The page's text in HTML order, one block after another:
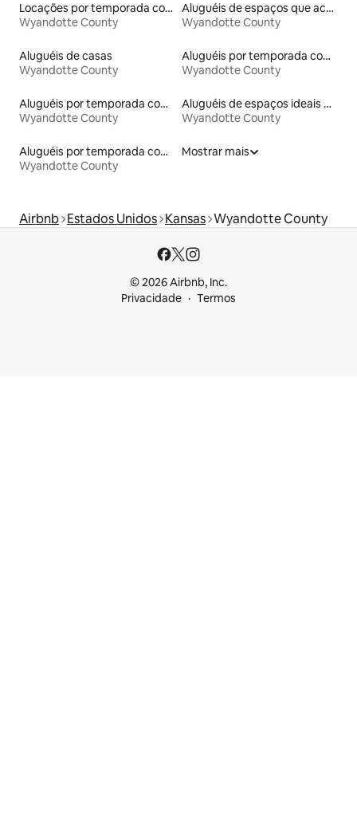
Locações por temporada com piscina
Wyandotte County
Aluguéis de espaços que aceitam animais de estimação
Wyandotte County
Aluguéis de casas
Wyandotte County
Aluguéis por temporada com banheira de hidromassagem
Wyandotte County
Aluguéis por temporada com café da manhã
Wyandotte County
Aluguéis de espaços ideais para famílias
Wyandotte County
Aluguéis por temporada com suítes privativas
Wyandotte County
Mostrar mais
Airbnb Estados Unidos Kansas Wyandotte County
© 2026 Airbnb, Inc.
Privacidade
Termos